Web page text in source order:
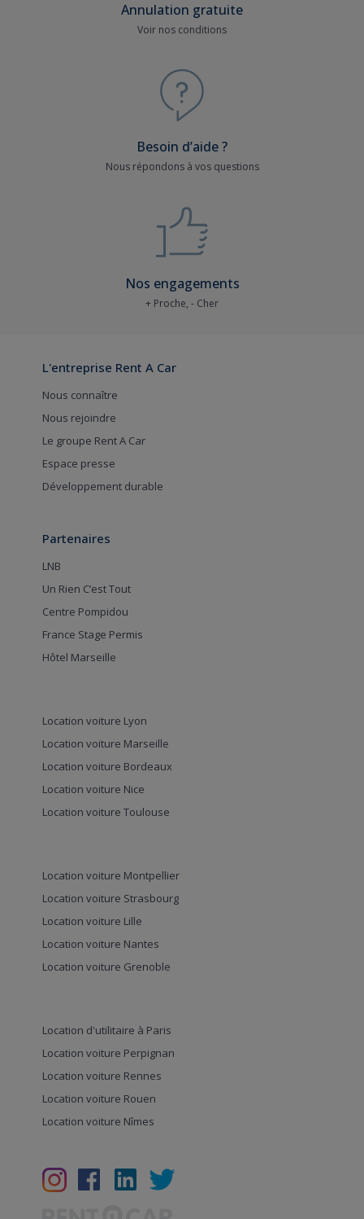
Annulation gratuite
Voir nos conditions
Besoin d’aide ?
Nous répondons à vos questions
Nos engagements
+ Proche, - Cher
L'entreprise Rent A Car
Nous connaître
Nous rejoindre
Le groupe Rent A Car
Espace presse
Développement durable
Partenaires
LNB
Un Rien C’est Tout
Centre Pompidou
France Stage Permis
Hôtel Marseille
Location voiture Lyon
Location voiture Marseille
Location voiture Bordeaux
Location voiture Nice
Location voiture Toulouse
Location voiture Montpellier
Location voiture Strasbourg
Location voiture Lille
Location voiture Nantes
Location voiture Grenoble
Location d'utilitaire à Paris
Location voiture Perpignan
Location voiture Rennes
Location voiture Rouen
Location voiture Nîmes